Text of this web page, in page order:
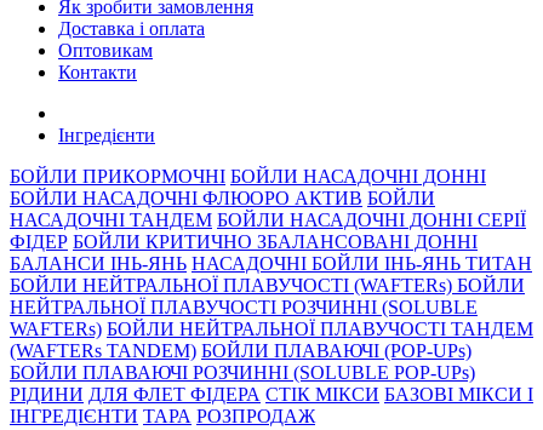
Як зробити замовлення
Доставка і оплата
Оптовикам
Контакти
Інгредiєнти
БОЙЛИ ПРИКОРМОЧНI БОЙЛИ НАСАДОЧНI ДОННI
БОЙЛИ НАСАДОЧНІ ФЛЮОРО АКТИВ БОЙЛИ
НАСАДОЧНІ ТАНДЕМ БОЙЛИ НАСАДОЧНI ДОННI СЕРIÏ
ФIДЕР БОЙЛИ КРИТИЧНО ЗБАЛАНСОВАНІ ДОННІ
БАЛАНСИ ІНЬ-ЯНЬ НАСАДОЧНІ БОЙЛИ ІНЬ-ЯНЬ ТИТАН
БОЙЛИ НЕЙТРАЛЬНОÏ ПЛАВУЧОСТI (WAFTERs) БОЙЛИ
НЕЙТРАЛЬНОЇ ПЛАВУЧОСТІ РОЗЧИННІ (SOLUBLE
WAFTERs) БОЙЛИ НЕЙТРАЛЬНОЇ ПЛАВУЧОСТІ ТАНДЕМ
(WAFTERs TANDEM) БОЙЛИ ПЛАВАЮЧІ (POP-UPs)
БОЙЛИ ПЛАВАЮЧI РОЗЧИННI (SOLUBLE POP-UPs)
РIДИНИ ДЛЯ ФЛЕТ ФІДЕРА СТIК МIКСИ БАЗОВІ МІКСИ І
ІНГРЕДІЄНТИ ТАРА РОЗПРОДАЖ